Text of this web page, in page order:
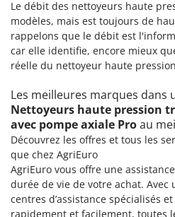
Stiga
Stocker
Sunseeker
T
Tecla
TecnoGen
Tellarini Pompe
Telwin
Tenco
Tineco
Le débit des nettoyeurs haute
modèles, mais est toujours de
rappelons que le débit est
car elle identifie, encore mieux
réelle du nettoyeur haute
Les meilleures marques dans
Nettoyeurs haute pression
avec pompe axiale Proau
Découvrez les offres et tous les
que chez AgriEuro
AgriEuro vous offre une
durée de vie de votre achat. Avec
centres d’assistance spécialisés
rapidement et facilement, toutes